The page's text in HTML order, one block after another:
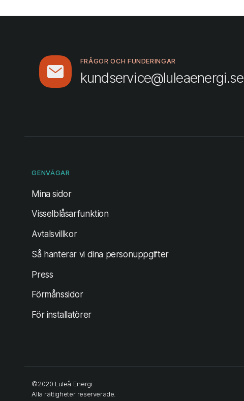
FRÅGOR OCH FUNDERINGAR
kundservice@luleaenergi.se
GENVÄGAR
Mina sidor(öppnas i ny flik)
Visselblåsarfunktion
Avtalsvillkor
Så hanterar vi dina personuppgifter
Press
Förmånssidor
För installatörer
©2020 Luleå Energi.
Alla rättigheter reserverade.